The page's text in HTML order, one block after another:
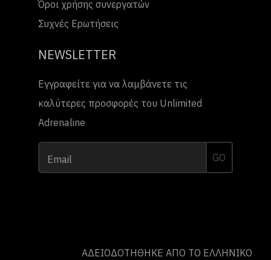
Όροι χρήσης συνεργατών
Συχνές Ερωτήσεις
NEWSLETTER
Εγγραφείτε για να λαμβάνετε τις
καλύτερες προσφορές του Unlimited
Adrenaline
Email GO
ΑΔΕΙΟΔΟΤΗΘΗΚΕ ΑΠΟ ΤO ΕΛΛΗΝΙΚΟ